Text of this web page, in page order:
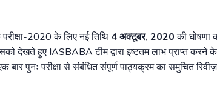
2020 के लिए नई तिथि 4अक्टूबर, 2020की घोषणा
देखते हुए IASBABA टीम द्वारा इष्टतम लाभ प्राप्त करने
पुनः परीक्षा से संबंधित संपूर्ण पाठ्यक्रम का समुचित